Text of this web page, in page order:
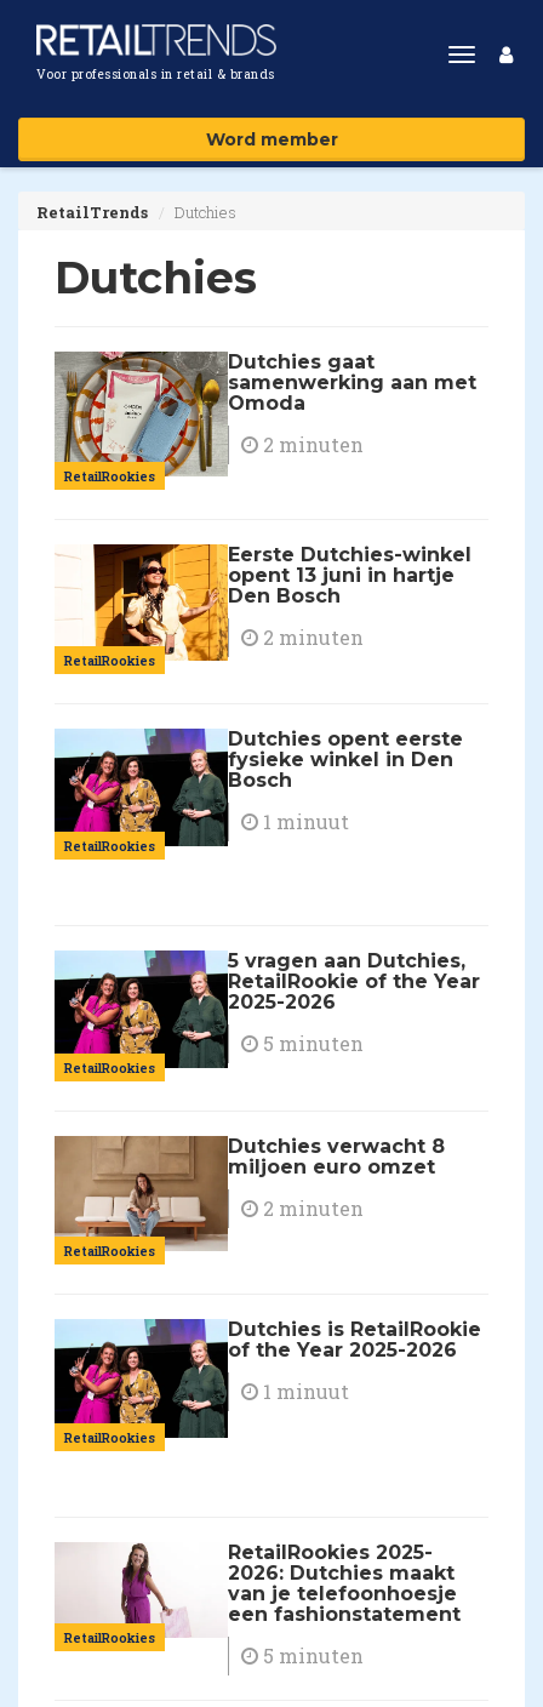
Voor professionals in retail & brands
Toggle
Word member
RetailTrends Dutchies
Dutchies
RetailRookies
Dutchies gaat
samenwerking aan met
Omoda
2 minuten
RetailRookies
Eerste Dutchies-winkel
opent 13 juni in hartje
Den Bosch
2 minuten
RetailRookies
Dutchies opent eerste
fysieke winkel in Den
Bosch
1 minuut
RetailRookies
5 vragen aan Dutchies,
RetailRookie of the Year
2025-2026
5 minuten
RetailRookies
Dutchies verwacht 8
miljoen euro omzet
2 minuten
RetailRookies
Dutchies is RetailRookie
of the Year 2025-2026
1 minuut
RetailRookies
RetailRookies 2025-
2026: Dutchies maakt
van je telefoonhoesje
een fashionstatement
5 minuten